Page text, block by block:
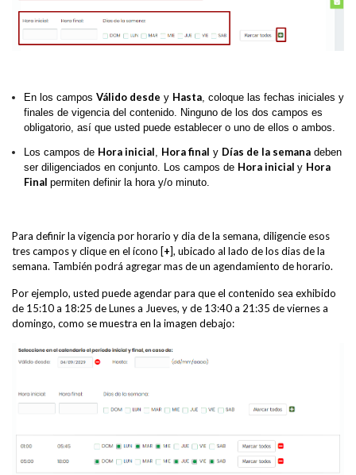
En los campos Válido desde y Hasta , coloque las fechas iniciales y
finales de vigencia del contenido. Ninguno de los dos campos es
obligatorio, así que usted puede establecer o uno de ellos o ambos.
Los campos de Hora inicial Hora final y Días de la semana deben
ser diligenciados en conjunto. Los campos de Hora inicial y Hora
Final permiten definir la hora y/o minuto.
Para definir la vigencia por horario y dia de la semana, diligencie esos
tres campos y clique en el ícono [+], ubicado al lado de los dias de la
semana. También podrá agregar mas de un agendamiento de horario.
Por ejemplo, usted puede agendar para que el contenido sea exhibido
de 15:10 a 18:25 de Lunes a Jueves, y de 13:40 a 21:35 de viernes a
domingo, como se muestra en la imagen debajo: